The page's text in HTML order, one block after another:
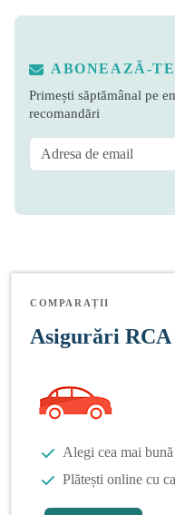
ABONEAZĂ-
Primești săptămânal pe
recomandări
COMPARAȚII
Asigurări RCA
Alegi cea mai
Plătești online cu